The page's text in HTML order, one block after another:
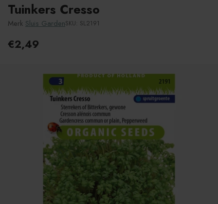
Tuinkers Cresso
Merk Sluis GardenSKU: SL2191
Adviesprijs
€2,49